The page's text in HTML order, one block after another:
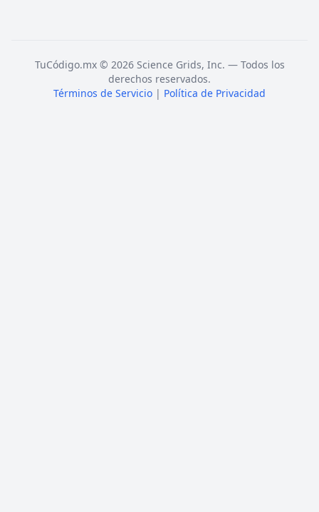
TuCódigo.mx © 2026 Science Grids, Inc. — Todos los
derechos reservados.
Términos de Servicio | Política de Privacidad